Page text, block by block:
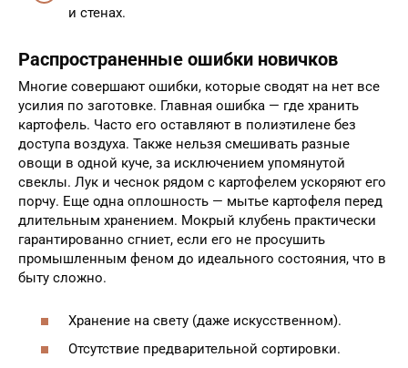
и стенах.
Распространенные ошибки новичков
Многие совершают ошибки, которые сводят на нет все
усилия по заготовке. Главная ошибка — где хранить
картофель. Часто его оставляют в полиэтилене без
доступа воздуха. Также нельзя смешивать разные
овощи в одной куче, за исключением упомянутой
свеклы. Лук и чеснок рядом с картофелем ускоряют его
порчу. Еще одна оплошность — мытье картофеля перед
длительным хранением. Мокрый клубень практически
гарантированно сгниет, если его не просушить
промышленным феном до идеального состояния, что в
быту сложно.
Хранение на свету (даже искусственном).
Отсутствие предварительной сортировки.